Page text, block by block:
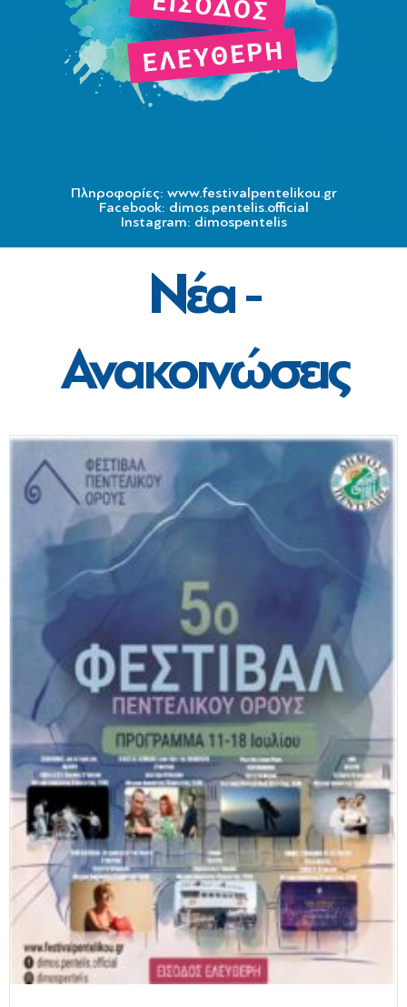
Πληροφορίες: www.festivalpentelikou.gr
Facebook: dimos.pentelis.official
Instagram: dimospentelis
Νέα -
Ανακοινώσεις